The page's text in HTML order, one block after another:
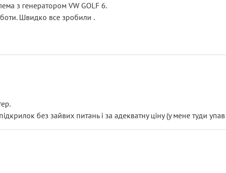
з генератором VW GOLF 6.
Швидко все зробили .
без зайвих питань і за адекватну ціну (у мене туди